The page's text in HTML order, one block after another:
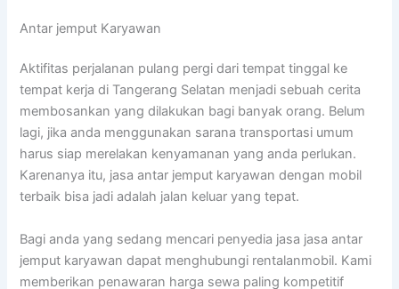
Antar jemput Karyawan
Aktifitas perjalanan pulang pergi dari tempat tinggal ke
tempat kerja di Tangerang Selatan menjadi sebuah cerita
membosankan yang dilakukan bagi banyak orang. Belum
lagi, jika anda menggunakan sarana transportasi umum
harus siap merelakan kenyamanan yang anda perlukan.
Karenanya itu, jasa antar jemput karyawan dengan mobil
terbaik bisa jadi adalah jalan keluar yang tepat.
Bagi anda yang sedang mencari penyedia jasa jasa antar
jemput karyawan dapat menghubungi rentalanmobil. Kami
memberikan penawaran harga sewa paling kompetitif